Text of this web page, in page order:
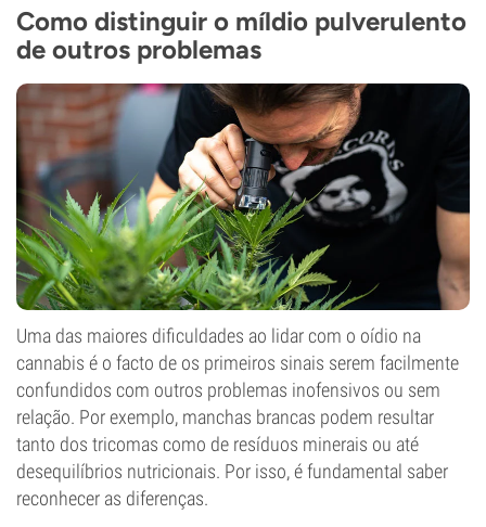
Como distinguir o míldio pulverulento
de outros problemas
Uma das maiores dificuldades ao lidar com o oídio na
cannabis é o facto de os primeiros sinais serem facilmente
confundidos com outros problemas inofensivos ou sem
relação. Por exemplo, manchas brancas podem resultar
tanto dos tricomas como de resíduos minerais ou até
desequilíbrios nutricionais. Por isso, é fundamental saber
reconhecer as diferenças.